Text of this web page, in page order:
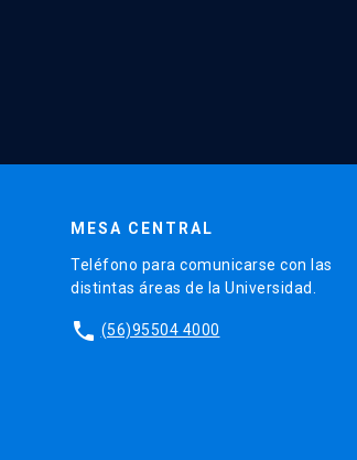
MESA CENTRAL
Teléfono para comunicarse con las
distintas áreas de la Universidad.
phone (56)95504 4000